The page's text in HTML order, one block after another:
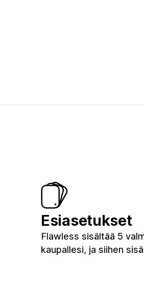
Esiasetukset
Flawless sisältää 5
kaupallesi, ja siihen